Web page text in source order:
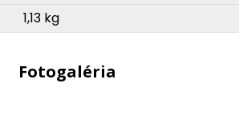
1,13 kg
Fotogaléria